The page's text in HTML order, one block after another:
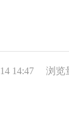
14:47 浏览